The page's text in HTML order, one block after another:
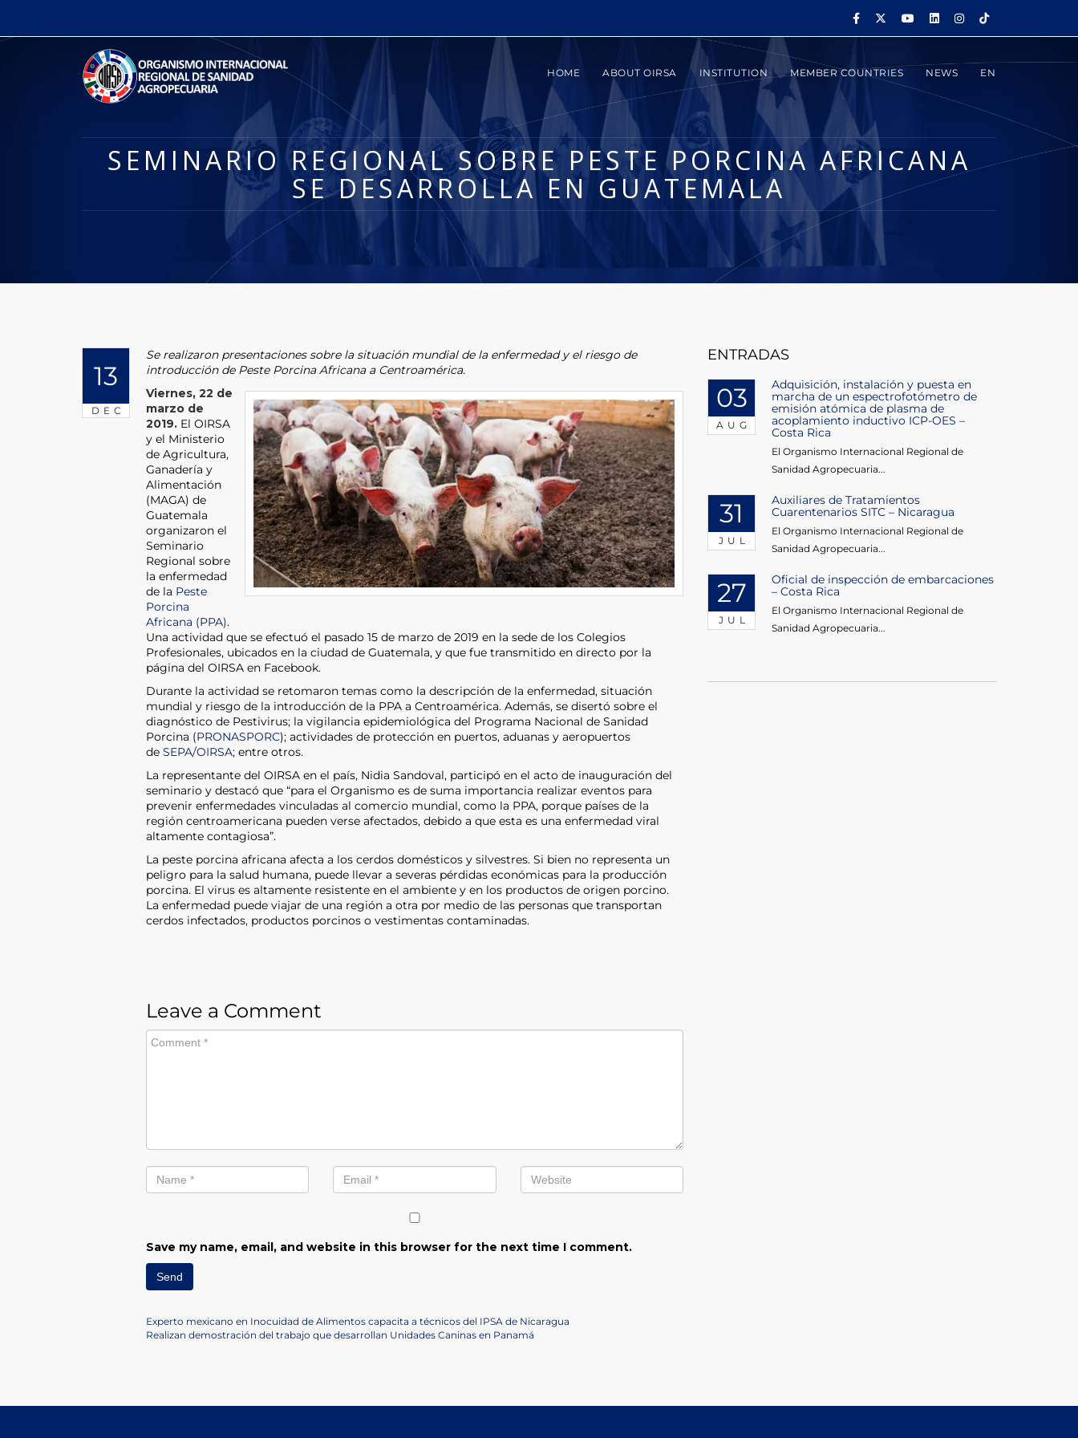
HOME ABOUT OIRSA INSTITUTION MEMBER COUNTRIES NEWS EN
SEMINARIO REGIONAL SOBRE PESTE PORCINA AFRICANA
SE DESARROLLA EN GUATEMALA
13
DEC
Se realizaron presentaciones sobre la situación mundial de la enfermedad y el riesgo de
introducción de Peste Porcina Africana a Centroamérica.
Viernes, 22 de
marzo de
2019. El OIRSA
y el Ministerio
de Agricultura,
Ganadería y
Alimentación
(MAGA) de
Guatemala
organizaron el
Seminario
Regional sobre
la enfermedad
de la Peste
Porcina
Africana (PPA).
Una actividad que se efectuó el pasado 15 de marzo de 2019 en la sede de los Colegios
Profesionales, ubicados en la ciudad de Guatemala, y que fue transmitido en directo por la
página del OIRSA en Facebook.
Durante la actividad se retomaron temas como la descripción de la enfermedad, situación
mundial y riesgo de la introducción de la PPA a Centroamérica. Además, se disertó sobre el
diagnóstico de Pestivirus; la vigilancia epidemiológica del Programa Nacional de Sanidad
Porcina (PRONASPORC); actividades de protección en puertos, aduanas y aeropuertos
de SEPA/OIRSA; entre otros.
La representante del OIRSA en el país, Nidia Sandoval, participó en el acto de inauguración del
seminario y destacó que “para el Organismo es de suma importancia realizar eventos para
prevenir enfermedades vinculadas al comercio mundial, como la PPA, porque países de la
región centroamericana pueden verse afectados, debido a que esta es una enfermedad viral
altamente contagiosa”.
La peste porcina africana afecta a los cerdos domésticos y silvestres. Si bien no representa un
peligro para la salud humana, puede llevar a severas pérdidas económicas para la producción
porcina. El virus es altamente resistente en el ambiente y en los productos de origen porcino.
La enfermedad puede viajar de una región a otra por medio de las personas que transportan
cerdos infectados, productos porcinos o vestimentas contaminadas.
Leave a Comment
Save my name, email, and website in this browser for the next time I comment.
Post
Previous
Post
Experto mexicano en Inocuidad de Alimentos capacita a técnicos del IPSA de Nicaragua
Next
Realizan demostración del trabajo que desarrollan Unidades Caninas en Panamá
ENTRADAS
03
AUG
Adquisición, instalación y puesta en
marcha de un espectrofotómetro de
emisión atómica de plasma de
acoplamiento inductivo ICP-OES –
Costa Rica
El Organismo Internacional Regional de
Sanidad Agropecuaria...
31
JUL
Auxiliares de Tratamientos
Cuarentenarios SITC – Nicaragua
El Organismo Internacional Regional de
Sanidad Agropecuaria...
27
JUL
Oficial de inspección de embarcaciones
– Costa Rica
El Organismo Internacional Regional de
Sanidad Agropecuaria...